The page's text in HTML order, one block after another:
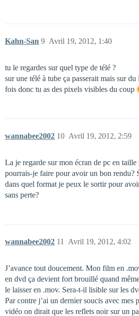
Kahn-San Avril 19, 2012, 1:40
9
tu le regardes sur quel type de télé ?
sur une télé à tube ça passerait mais sur
fois donc tu as des pixels visibles du coup
wannabee2002 Avril 19, 2012, 2:59
10
La je regarde sur mon écran de pc en
pourrais-je faire pour avoir un bon rendu?
dans quel format je peux le sortir pour
sans perte?
wannabee2002 Avril 19, 2012, 4:02
11
J’avance tout doucement. Mon film en
en dvd ça devient fort brouillé quand
le laisser en .mov. Sera-t-il lisible sur les
Par contre j’ai un dernier soucis avec mes
vidéo on dirait que les reflets noir sur un